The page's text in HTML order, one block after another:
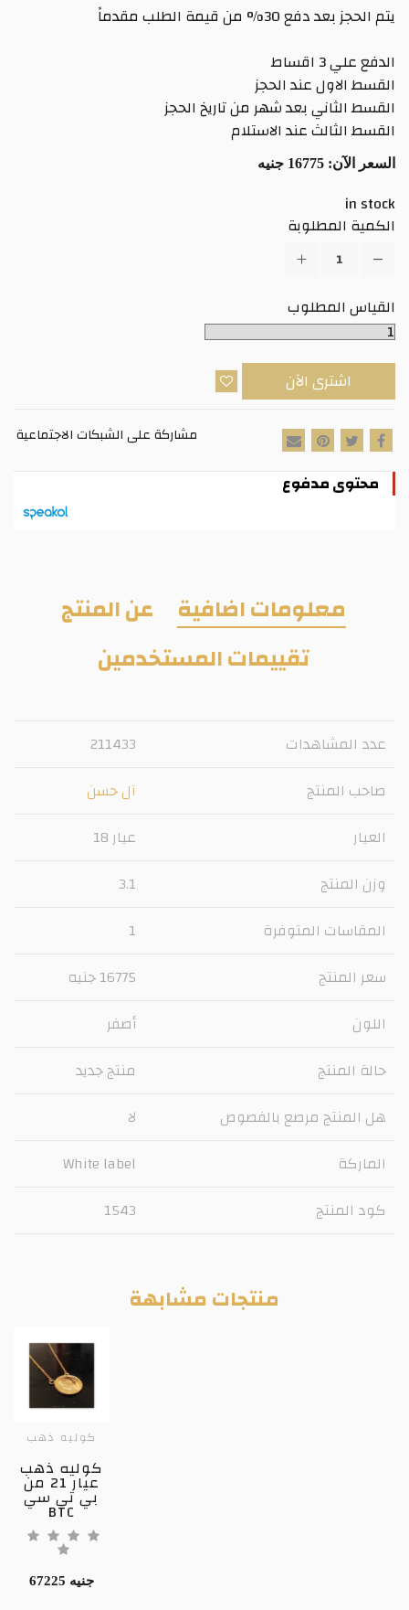
يتم الحجز بعد دفع 30% من قيمة الطلب مقدماً
الدفع علي 3 اقساط
القسط الاول عند الحجز
القسط الثاني بعد شهر من تاريخ الحجز
القسط الثالث عند الاستلام
السعر الآن:
in stock
الكمية المطلوبة
القياس المطلوب
اشترى الآن
مشاركة على الشبكات الاجتماعية
محتوى مدفوع
معلومات اضافية
عن المنتج
تقييمات المستخدمين
عدد المشاهدات
211433
صاحب المنتج
آل حسن
العيار
عيار 18
وزن المنتج
3.1
المقاسات المتوفرة
1
سعر المنتج
16775 جنيه
اللون
أصفر
حالة المنتج
منتج جديد
هل المنتج مرصع بالفصوص
لا
الماركة
White label
كود المنتج
1543
منتجات مشابهة
كوليه ذهب
كوليه ذهب
عيار 21 من
بي تي سي
BTC
67225 جنيه